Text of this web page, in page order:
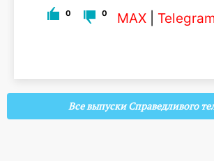
0 0 MAX Telegram
Все выпуски Справедливого